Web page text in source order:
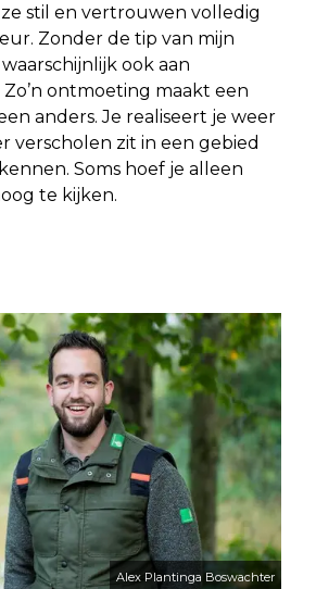
stil en vertrouwen volledig
Zonder de tip van mijn
ook aan
ontmoeting maakt een
anders. Je realiseert je weer
verscholen zit in een gebied
Soms hoef je alleen
te kijken.
Alex Plantinga Boswachter